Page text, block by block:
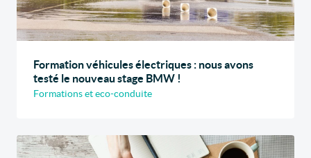
Formation véhicules électriques : nous avons
testé le nouveau stage BMW !
Formations et eco-conduite